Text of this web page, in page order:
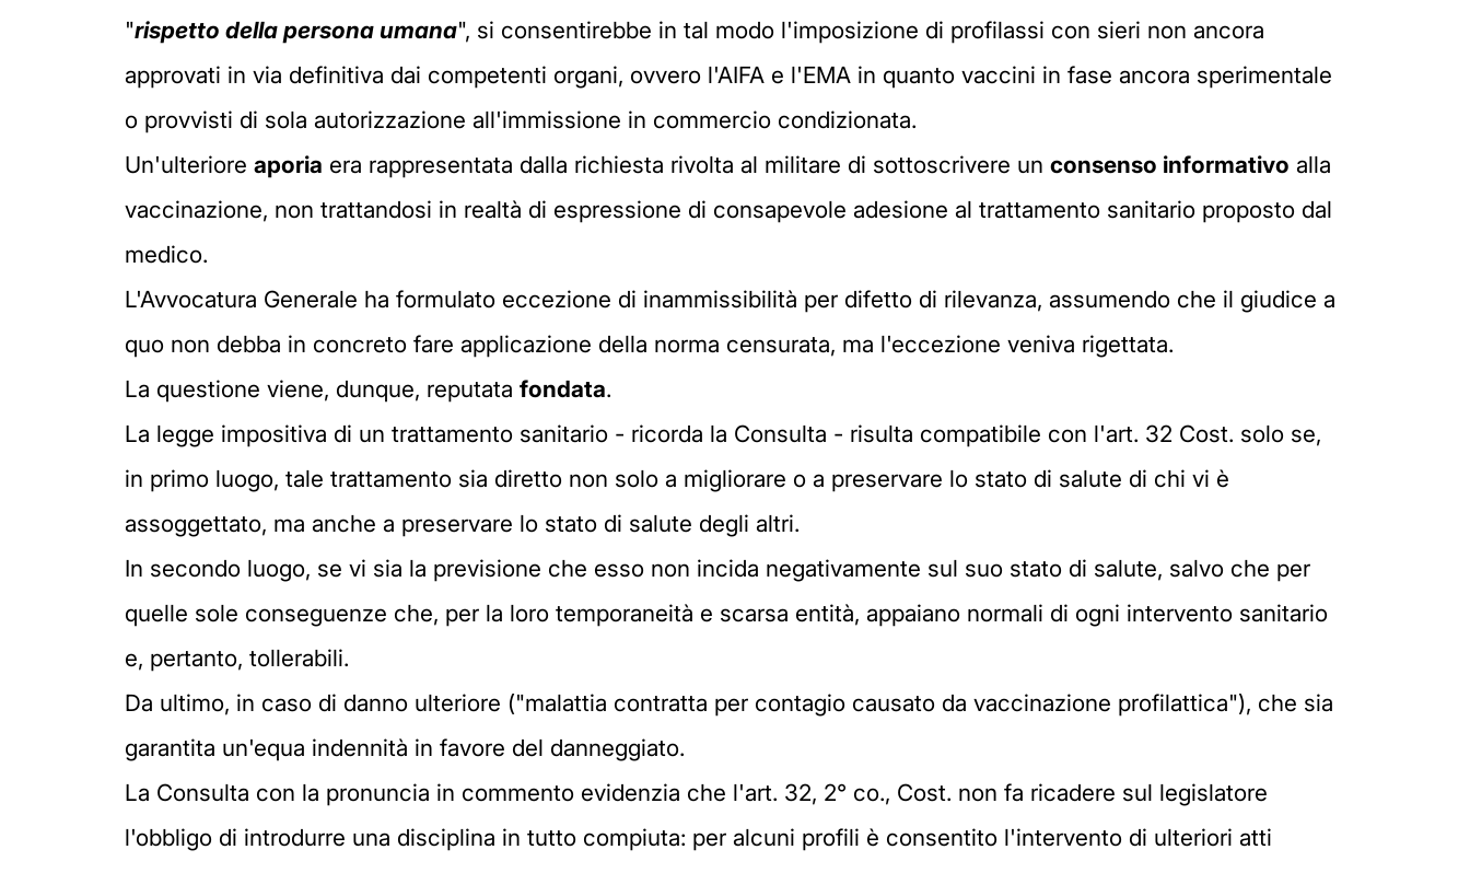
"rispetto della persona umana", si consentirebbe in tal modo l'imposizione di profilassi con sieri non ancora
approvati in via definitiva dai competenti organi, ovvero l'AIFA e l'EMA in quanto vaccini in fase ancora sperimentale
o provvisti di sola autorizzazione all'immissione in commercio condizionata.
Un'ulteriore aporia era rappresentata dalla richiesta rivolta al militare di sottoscrivere un consenso informativo alla
vaccinazione, non trattandosi in realtà di espressione di consapevole adesione al trattamento sanitario proposto dal
medico.
L'Avvocatura Generale ha formulato eccezione di inammissibilità per difetto di rilevanza, assumendo che il giudice a
quo non debba in concreto fare applicazione della norma censurata, ma l'eccezione veniva rigettata.
La questione viene, dunque, reputata fondata.
La legge impositiva di un trattamento sanitario - ricorda la Consulta - risulta compatibile con l'art. 32 Cost. solo se,
in primo luogo, tale trattamento sia diretto non solo a migliorare o a preservare lo stato di salute di chi vi è
assoggettato, ma anche a preservare lo stato di salute degli altri.
In secondo luogo, se vi sia la previsione che esso non incida negativamente sul suo stato di salute, salvo che per
quelle sole conseguenze che, per la loro temporaneità e scarsa entità, appaiano normali di ogni intervento sanitario
e, pertanto, tollerabili.
Da ultimo, in caso di danno ulteriore ("malattia contratta per contagio causato da vaccinazione profilattica"), che sia
garantita un'equa indennità in favore del danneggiato.
La Consulta con la pronuncia in commento evidenzia che l'art. 32, 2° co., Cost. non fa ricadere sul legislatore
l'obbligo di introdurre una disciplina in tutto compiuta: per alcuni profili è consentito l'intervento di ulteriori atti